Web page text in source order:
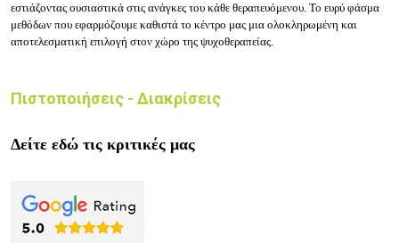
εστιάζοντας ουσιαστικά στις ανάγκες του κάθε θεραπευόμενου. Το ευρύ φάσμα
μεθόδων που εφαρμόζουμε καθιστά το κέντρο μας μια ολοκληρωμένη και
αποτελεσματική επιλογή στον χώρο της ψυχοθεραπείας.
Πιστοποιήσεις - Διακρίσεις
Δείτε εδώ τις κριτικές μας